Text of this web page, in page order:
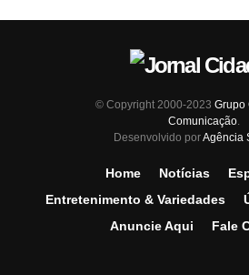
© Copyright 2000-2023 Grupo
Comunicação.
Desenvolvido porAgência
Home Notícias
Entretenimento & Variedades
Anuncie Aqui
Fale